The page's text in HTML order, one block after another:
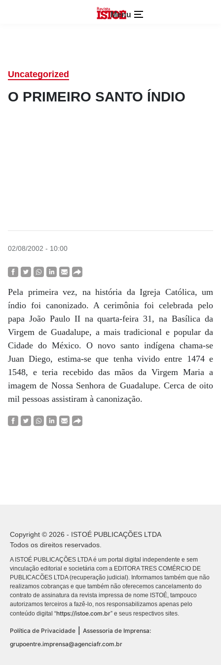
Menu
Uncategorized
O PRIMEIRO SANTO ÍNDIO
02/08/2002 - 10:00
Pela primeira vez, na história da Igreja Católica, um
índio foi canonizado. A cerimônia foi celebrada pelo
papa João Paulo II na quarta-feira 31, na Basílica da
Virgem de Guadalupe, a mais tradicional e popular da
Cidade do México. O novo santo indígena chama-se
Juan Diego, estima-se que tenha vivido entre 1474 e
1548, e teria recebido das mãos da Virgem Maria a
imagem de Nossa Senhora de Guadalupe. Cerca de oito
mil pessoas assistiram à canonização.
Copyright © 2026 - ISTOÉ PUBLICAÇÕES LTDA
Todos os direitos reservados.
A ISTOÉ PUBLICAÇÕES LTDA é um portal digital independente e sem
vinculação editorial e societária com a EDITORA TRES COMÉRCIO DE
PUBLICACÕES LTDA (recuperação judicial). Informamos também que não
realizamos cobranças e que também não oferecemos cancelamento do
contrato de assinatura da revista impressa de nome ISTOÉ, tampouco
autorizamos terceiros a fazê-lo, nos responsabilizamos apenas pelo
conteúdo digital “https://istoe.com.br” e seus respectivos sites.
Política de Privacidade
Assessoria de Imprensa:
grupoentre.imprensa@agenciafr.com.br